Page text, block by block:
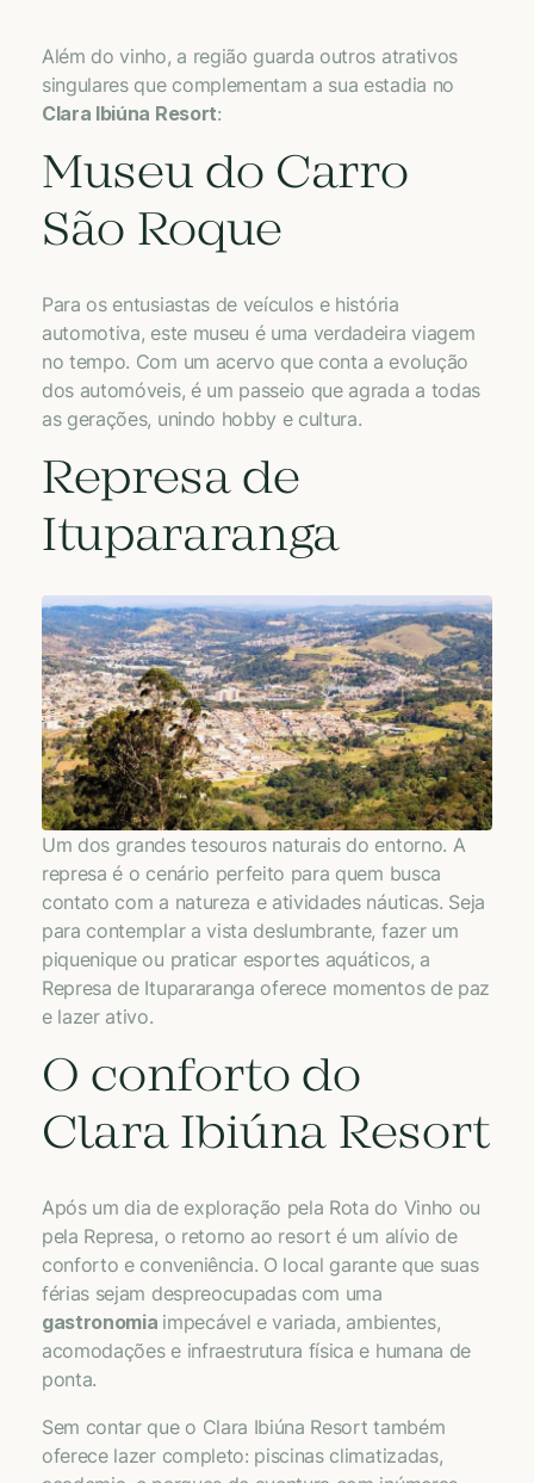
Além do vinho, a região guarda outros atrativos
singulares que complementam a sua estadia no
Clara Ibiúna Resort:
Museu do Carro
São Roque
Para os entusiastas de veículos e história
automotiva, este museu é uma verdadeira viagem
no tempo. Com um acervo que conta a evolução
dos automóveis, é um passeio que agrada a todas
as gerações, unindo hobby e cultura.
Represa de
Itupararanga
Um dos grandes tesouros naturais do entorno. A
represa é o cenário perfeito para quem busca
contato com a natureza e atividades náuticas. Seja
para contemplar a vista deslumbrante, fazer um
piquenique ou praticar esportes aquáticos, a
Represa de Itupararanga oferece momentos de paz
e lazer ativo.
O conforto do
Clara Ibiúna Resort
Após um dia de exploração pela Rota do Vinho ou
pela Represa, o retorno ao resort é um alívio de
conforto e conveniência. O local garante que suas
férias sejam despreocupadas com uma
gastronomia impecável e variada, ambientes,
acomodações e infraestrutura física e humana de
ponta.
Sem contar que o Clara Ibiúna Resort também
oferece lazer completo: piscinas climatizadas,